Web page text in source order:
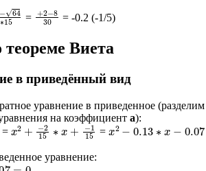
642 15
= +2−8 = -0.2 (-1/5)
Виета
в приведённый вид
уравнение в приведенное (разделим
на коэффициент a):
= x2+−215∗x+
−115 =x2− 0.13∗ 0.07
уравнение:
0